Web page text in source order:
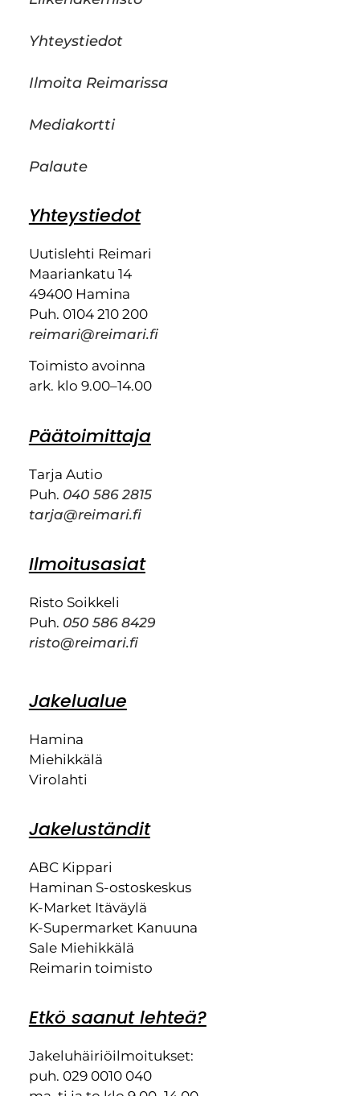
Yhteystiedot
Ilmoita Reimarissa
Mediakortti
Palaute
Yhteystiedot
Uutislehti Reimari
Maariankatu 14
49400 Hamina
Puh. 0104 210 200
reimari@reimari.fi
Toimisto avoinna
ark. klo 9.00–14.00
Päätoimittaja
Tarja Autio
Puh. 040 586 2815
tarja@reimari.fi
Ilmoitusasiat
Risto Soikkeli
Puh. 050 586 8429
risto@reimari.fi
Jakelualue
Hamina
Miehikkälä
Virolahti
Jakeluständit
ABC Kippari
Haminan S-ostoskeskus
K-Market Itäväylä
K-Supermarket Kanuuna
Sale Miehikkälä
Reimarin toimisto
Etkö saanut lehteä?
Jakeluhäiriöilmoitukset:
puh. 029 0010 040